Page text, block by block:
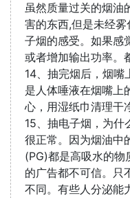
虽然质量过关的烟油
害的东西,但是未经
子烟的感受。如果感
或者增加输出功率。
14、抽完烟后，烟嘴
是人体唾液在烟嘴上
心，用湿纸巾清理干
15、抽电子烟，为什
很正常。因为烟油中
(PG)都是高吸水的
的广告都不可信。只
不同。有些人分泌能